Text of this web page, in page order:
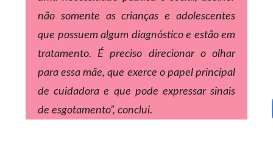
não somente as crianças e adolescentes
que possuem algum diagnóstico e estão em
tratamento. É preciso direcionar o olhar
para essa mãe, que exerce o papel principal
de cuidadora e que pode expressar sinais
de esgotamento”, conclui.